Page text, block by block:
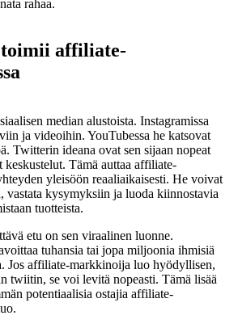
rahaa.
affiliate-
median alustoista. Instagramissa
ja videoihin. YouTubessa he katsovat
Twitterin ideana ovat sen sijaan nopeat
Tämä auttaa affiliate-
yleisöön reaaliaikaisesti. He voivat
vastata kysymyksiin ja luoda kiinnostavia
tuotteista.
etu on sen viraalinen luonne.
tuhansia tai jopa miljoonia ihmisiä
Jos affiliate-markkinoija luo hyödyllisen,
twiitin, se voi levitä nopeasti. Tämä lisää
potentiaalisia ostajia affiliate-